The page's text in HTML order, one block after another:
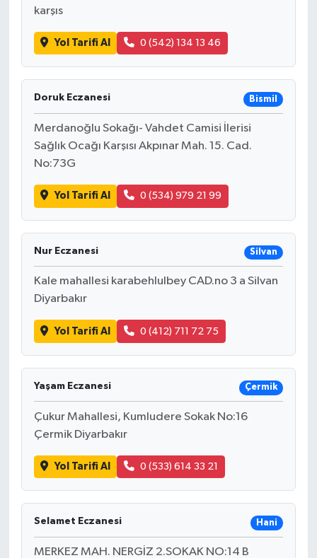
karşıs
Yol Tarifi Al 0 (542) 134 13 46
Doruk Eczanesi Bismil
Merdanoğlu Sokağı- Vahdet Camisi İlerisi
Sağlık Ocağı Karşısı Akpınar Mah. 15. Cad.
No:73G
Yol Tarifi Al 0 (534) 979 21 99
Nur Eczanesi Silvan
Kale mahallesi karabehlulbey CAD.no 3 a Silvan
Diyarbakır
Yol Tarifi Al 0 (412) 711 72 75
Yaşam Eczanesi Çermik
Çukur Mahallesi, Kumludere Sokak No:16
Çermik Diyarbakır
Yol Tarifi Al 0 (533) 614 33 21
Selamet Eczanesi Hani
MERKEZ MAH. NERGİZ 2.SOKAK NO:14 B